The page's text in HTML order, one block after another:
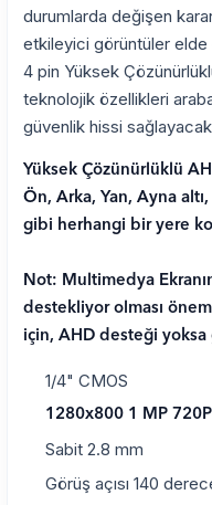
durumlarda değişen
etkileyici görüntüler elde
4 pin Yüksek
teknolojik özellikleri
güvenlik hissi
Yüksek Çözünürlüklü
Ön, Arka, Yan, Ayna
gibi herhangi bir yere
Not: Multimedya
destekliyor olması
için, AHD desteği
1/4" CMOS
1280x800 1 MP
Sabit 2.8 mm
Görüş açısı 140